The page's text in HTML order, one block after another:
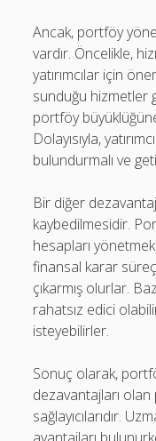
Ancak, portföy
vardır. Öncelikle,
yatırımcılar için
sunduğu hizmetler
portföy
Dolayısıyla,
bulundurmalı ve
Bir diğer
kaybedilmesidir.
hesapları
finansal karar
çıkarmış olurlar.
rahatsız edici
isteyebilirler.
Sonuç olarak,
dezavantajları
sağlayıcılarıdır.